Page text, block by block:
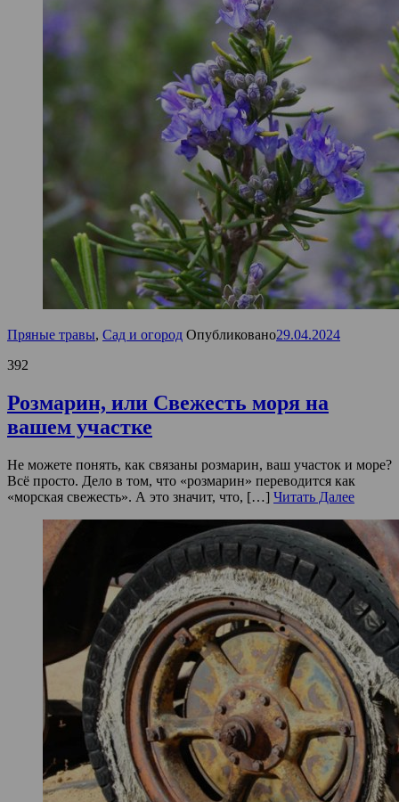
Пряные травы, Сад и огород Опубликовано29.04.2024
392
Розмарин, или Свежесть моря на
вашем участке
Не можете понять, как связаны розмарин, ваш участок и море?
Всё просто. Дело в том, что «розмарин» переводится как
«морская свежесть». А это значит, что, […] Читать Далее